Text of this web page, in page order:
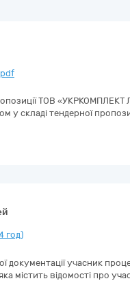
ТОВ «УКРКОМПЛЕКТ
у складі тендерної
год)
документації учасник
містить відомості про